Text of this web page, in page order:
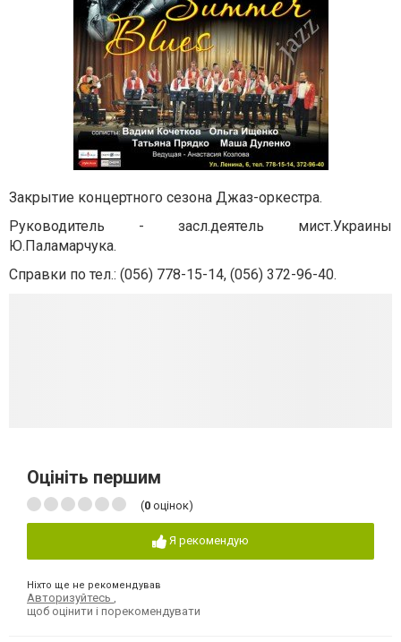
Закрытие концертного сезона Джаз-оркестра.
Руководитель - засл.деятель мист.Украины
Ю.Паламарчука.
Справки по тел.: (056) 778-15-14, (056) 372-96-40.
Оцініть першим
(0 оцінок)
Я рекомендую
Ніхто ще не рекомендував
Авторизуйтесь
щоб оцінити і порекомендувати